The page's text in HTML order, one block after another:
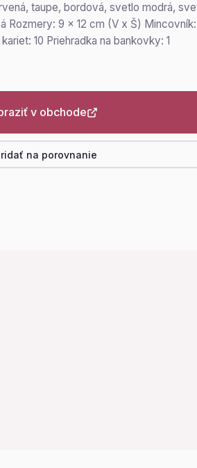
taupe, bordová, svetlo modrá,
Rozmery: 9 x 12 cm (V x Š)
10 Priehradka na bankovky: 1
v obchode
na porovnanie